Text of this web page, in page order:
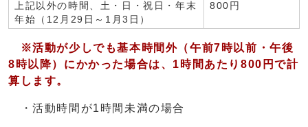
上記以外の時間、土・日・祝日・年末
年始（12月29日～1月3日）
800円
※活動が少しでも基本時間外（午前7時以前・午後
8時以降）にかかった場合は、1時間あたり800円で計
算します。
・活動時間が1時間未満の場合